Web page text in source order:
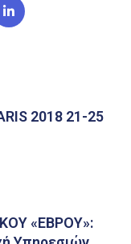
2018 21-25
«ΕΒΡΟΥ»: